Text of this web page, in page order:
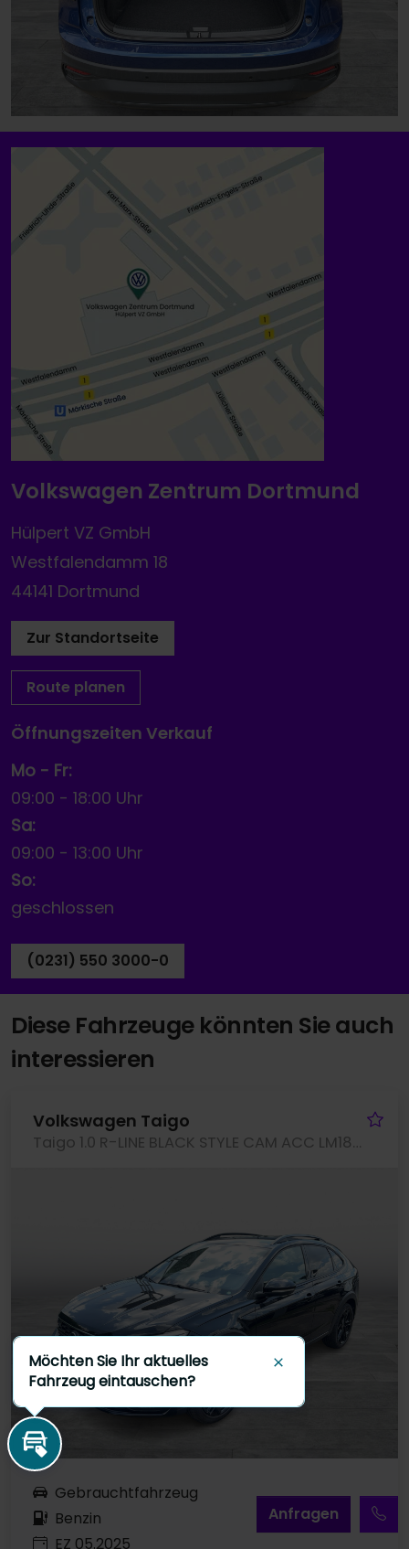
Anfragen
Volkswagen Zentrum Dortmund
Hülpert VZ GmbH
Westfalendamm 18
44141 Dortmund
Zur Standortseite
Route planen
Öffnungszeiten Verkauf
Mo - Fr:
09:00 - 18:00 Uhr
Sa:
09:00 - 13:00 Uhr
So:
geschlossen
(0231) 550 3000-0
Diese Fahrzeuge könnten Sie auch
interessieren
Volkswagen Taigo
Taigo 1.0 R-LINE BLACK STYLE CAM ACC LM18 NAVI
Gebrauchtfahrzeug
Benzin
EZ 05.2025
Inzahlungnahme
Möchten Sie Ihr aktuelles
Fahrzeug eintauschen?
Schließen